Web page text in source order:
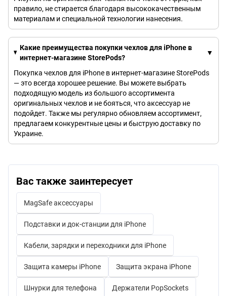
правило, не стирается благодаря высококачественным
материалам и специальной технологии нанесения.
Какие преимущества покупки чехлов для iPhone в
интернет-магазине StorePods?
Покупка чехлов для iPhone в интернет-магазине StorePods
— это всегда хорошее решение. Вы можете выбрать
подходящую модель из большого ассортимента
оригинальных чехлов и не бояться, что аксессуар не
подойдет. Также мы регулярно обновляем ассортимент,
предлагаем конкурентные цены и быструю доставку по
Украине.
Вас также заинтересует
MagSafe аксессуары
Подставки и док-станции для iPhone
Кабели, зарядки и переходники для iPhone
Защита камеры iPhone Защита экрана iPhone
Шнурки для телефона Держатели PopSockets